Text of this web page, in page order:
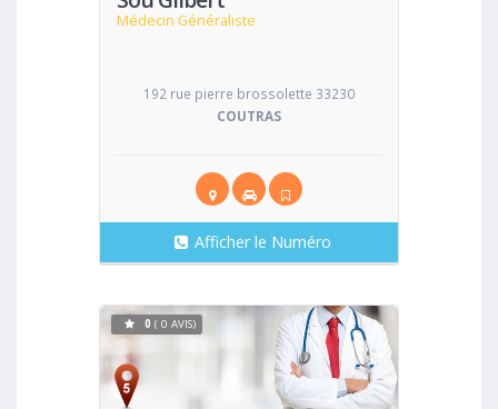
Médecin Généraliste
192 rue pierre brossolette 33230
COUTRAS
Afficher le Numéro
Voir
0 ( 0 AVIS)